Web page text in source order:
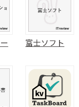
富士ソフト